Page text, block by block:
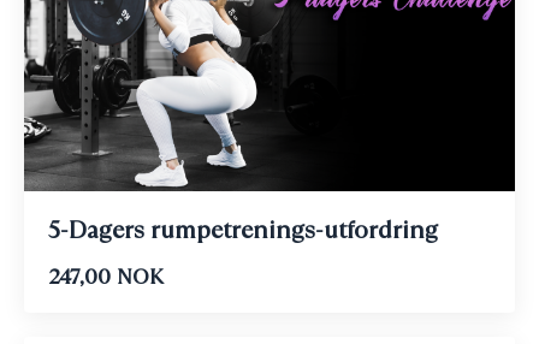
5-Dagers rumpetrenings-utfordring
247,00 NOK